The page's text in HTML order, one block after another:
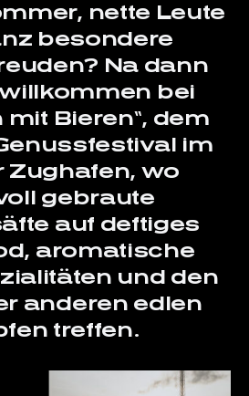
nette Leute
besondere
Na dann
bei
mit Bieren“, dem
im
Zughafen, wo
gebraute
auf deftiges
aromatische
und den
anderen edlen
treffen.